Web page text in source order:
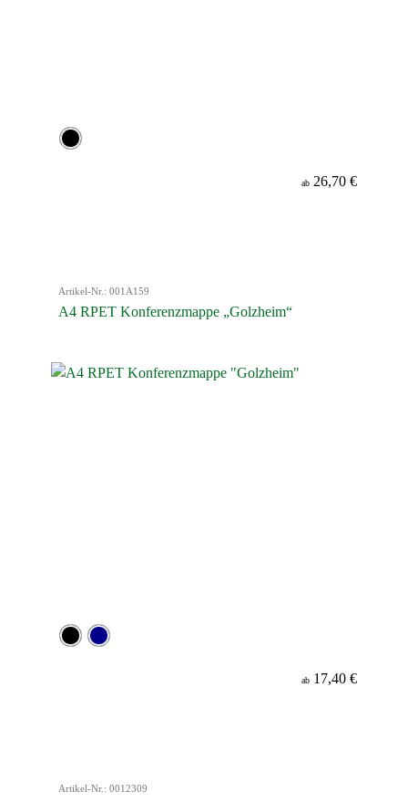
ab 26,70 €
Artikel-Nr.: 001A159
A4 RPET Konferenzmappe „Golzheim“
ab 17,40 €
Artikel-Nr.: 0012309